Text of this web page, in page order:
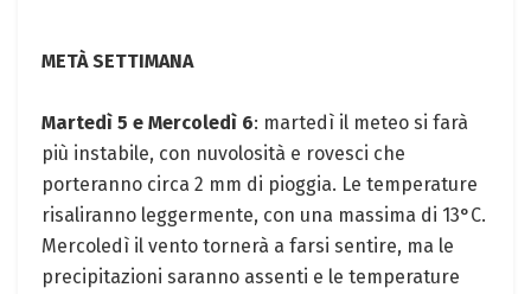
METÀ SETTIMANA
Martedì 5 e Mercoledì 6: martedì il meteo si farà
più instabile, con nuvolosità e rovesci che
porteranno circa 2 mm di pioggia. Le temperature
risaliranno leggermente, con una massima di 13°C.
Mercoledì il vento tornerà a farsi sentire, ma le
precipitazioni saranno assenti e le temperature